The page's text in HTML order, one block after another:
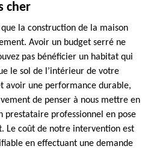
cher
que la construction de la maison
Avoir un budget serré ne
pas bénéficier un habitat qui
le sol de l’intérieur de votre
avoir une performance durable,
de penser à nous mettre en
prestataire professionnel en pose
Le coût de notre intervention est
en effectuant une demande